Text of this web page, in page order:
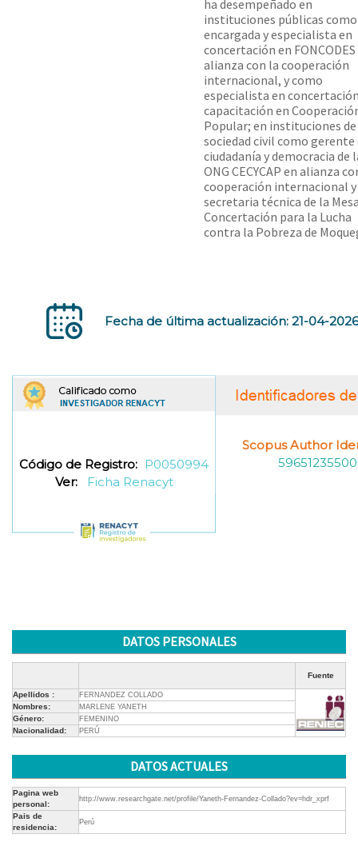
ha desempeñado en
instituciones públicas como
encargada y especialista en
concertación en
alianza con la cooperación
internacional, y como
especialista en
capacitación en
Popular; en instituciones de
sociedad civil como gerente
ciudadanía y democracia de
ONG CECYCAP en alianza
cooperación internacional y
secretaria técnica de la
Concertación para la Lucha
contra la Pobreza de
Fecha de última actualización: 21-04-2026
Código de Registro: P0050994
Ver:
Ficha Renacyt
Scopus Author
59651235500
DATOS PERSONALES
Fuente
Apellidos : FERNANDEZ COLLADO
Nombres: MARLENE YANETH
Género: FEMENINO
Nacionalidad: PERÚ
DATOS ACTUALES
Pagina web
personal:
http://www.researchgate.net/profile/Yaneth-Fernandez-Collado?ev=hdr_xprf
Pais de
residencia:
Perú